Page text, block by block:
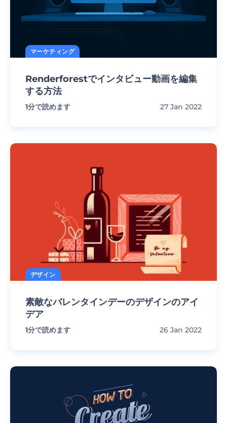
マーケティング
Renderforestでインタビュー動画を編集
する方法
1分で読めます 27 Jan 2022
デザイン
素敵なバレンタインデーのデザインのアイ
デア
1分で読めます 26 Jan 2022